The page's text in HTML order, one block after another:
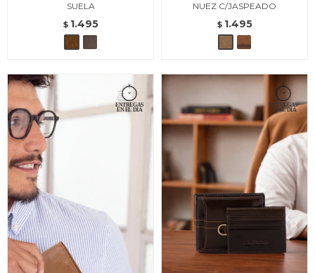
SUELA
$ 1.495
NUEZ C/JASPEADO
$ 1.495